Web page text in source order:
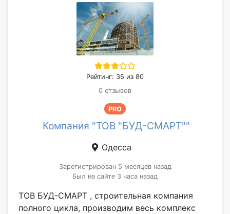
Рейтинг: 35 из 80
0 отзывов
PRO
Компания "ТОВ "БУД-СМАРТ""
Одесса
Зарегистрирован 5 месяцев назад
Был на сайте 3 часа назад
ТОВ БУД-СМАРТ , строительная компания
полного цикла, производим весь комплекс